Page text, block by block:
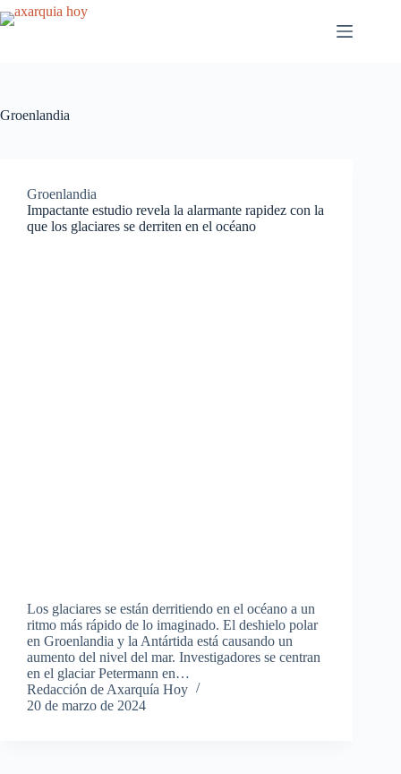
Saltar
al
Groenlandia
Groenlandia
Impactante estudio revela la alarmante rapidez con la
que los glaciares se derriten en el océano
Los glaciares se están derritiendo en el océano a un
ritmo más rápido de lo imaginado. El deshielo polar
en Groenlandia y la Antártida está causando un
aumento del nivel del mar. Investigadores se centran
en el glaciar Petermann en…
Redacción de Axarquía Hoy
20 de marzo de 2024